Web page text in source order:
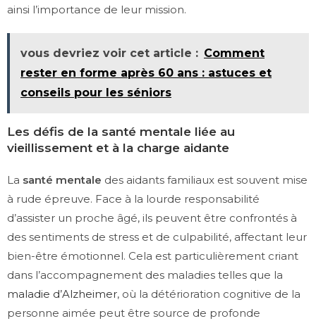
ainsi l’importance de leur mission.
vous devriez voir cet article : Comment
rester en forme après 60 ans : astuces et
conseils pour les séniors
Les défis de la santé mentale liée au
vieillissement et à la charge aidante
La santé mentale des aidants familiaux est souvent mise
à rude épreuve. Face à la lourde responsabilité
d’assister un proche âgé, ils peuvent être confrontés à
des sentiments de stress et de culpabilité, affectant leur
bien-être émotionnel. Cela est particulièrement criant
dans l’accompagnement des maladies telles que la
maladie d’Alzheimer, où la détérioration cognitive de la
personne aimée peut être source de profonde